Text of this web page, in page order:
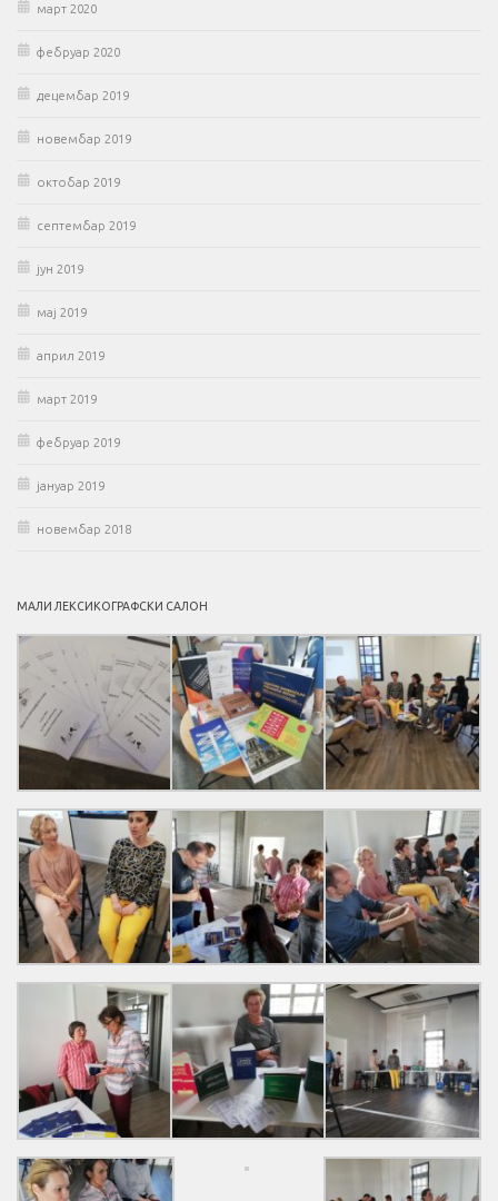
март 2020
фебруар 2020
децембар 2019
новембар 2019
октобар 2019
септембар 2019
јун 2019
мај 2019
април 2019
март 2019
фебруар 2019
јануар 2019
новембар 2018
МАЛИ ЛЕКСИКОГРАФСКИ САЛОН